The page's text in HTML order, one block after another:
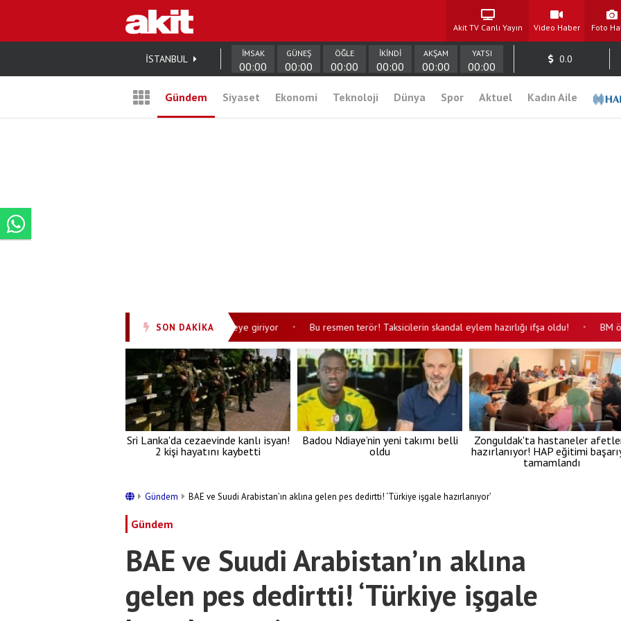
Akit TV Canlı Yayın Video Haber Foto
İSTANBUL İMSAK
00:00
GÜNEŞ
00:00
ÖĞLE
00:00
İKİNDİ
00:00
AKŞAM
00:00
YATSI
00:00
0.0
Gündem Siyaset Ekonomi Teknoloji Dünya Spor Aktuel Kadın Aile
SON DAKİKA
detaylar! "Güvenli ve sessiz dönüş" modeli devreye giriyor • Bu resmen terör! Taksicilerin skandal eylem hazırlığı ifşa oldu! • BM
Sri Lanka'da cezaevinde kanlı isyan!
2 kişi hayatını kaybetti
Badou Ndiaye’nin yeni takımı belli
oldu
Zonguldak'ta hastaneler
hazırlanıyor! HAP eğitimi
tamamlandı
Gündem BAE ve Suudi Arabistan’ın aklına gelen pes dedirtti! ‘Türkiye işgale hazırlanıyor’
Gündem
BAE ve Suudi Arabistan’ın aklına
gelen pes dedirtti! ‘Türkiye işgale